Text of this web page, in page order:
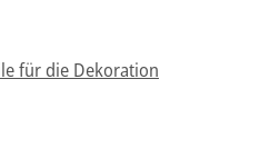
für die Dekoration